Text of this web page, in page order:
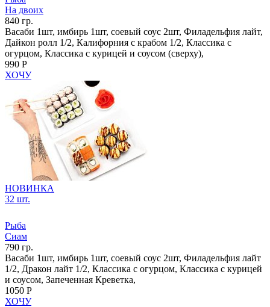
На двоих
840 гр.
Васаби 1шт, имбирь 1шт, соевый соус 2шт, Филадельфия лайт,
Дайкон ролл 1/2, Калифорния с крабом 1/2, Классика с
огурцом, Классика с курицей и соусом (сверху),
990 Р
ХОЧУ
НОВИНКА
32 шт.
Рыба
Сиам
790 гр.
Васаби 1шт, имбирь 1шт, соевый соус 2шт, Филадельфия лайт
1/2, Дракон лайт 1/2, Классика с огурцом, Классика с курицей
и соусом, Запеченная Креветка,
1050 Р
ХОЧУ